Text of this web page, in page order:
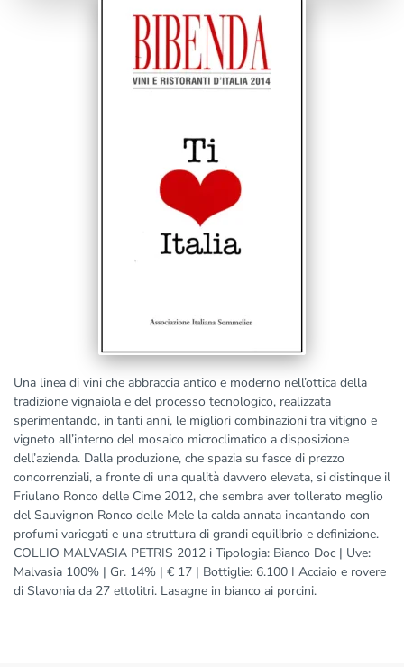
Una linea di vini che abbraccia antico e moderno nell’ottica della
tradizione vignaiola e del processo tecnologico, realizzata
sperimentando, in tanti anni, le migliori combinazioni tra vitigno e
vigneto all’interno del mosaico microclimatico a disposizione
dell’azienda. Dalla produzione, che spazia su fasce di prezzo
concorrenziali, a fronte di una qualità davvero elevata, si distinque il
Friulano Ronco delle Cime 2012, che sembra aver tollerato meglio
del Sauvignon Ronco delle Mele la calda annata incantando con
profumi variegati e una struttura di grandi equilibrio e definizione.
COLLIO MALVASIA PETRIS 2012 i Tipologia: Bianco Doc | Uve:
Malvasia 100% | Gr. 14% | € 17 | Bottiglie: 6.100 I Acciaio e rovere
di Slavonia da 27 ettolitri. Lasagne in bianco ai porcini.